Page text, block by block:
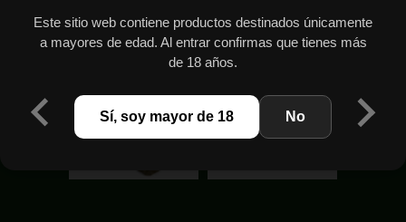
Este sitio web contiene productos destinados únicamente
a mayores de edad. Al entrar confirmas que tienes más
de 18 años.
Sí, soy mayor de 18 No